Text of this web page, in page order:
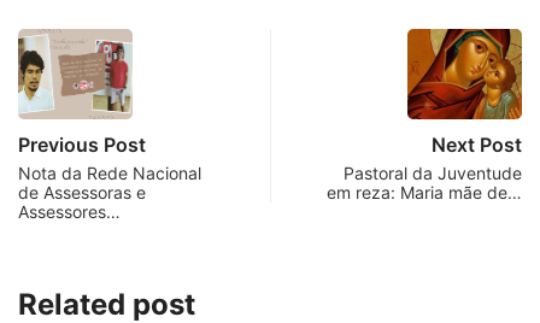
Previous Post
Nota da Rede Nacional
de Assessoras e
Assessores…
Next Post
Pastoral da Juventude
em reza: Maria mãe de…
Related post